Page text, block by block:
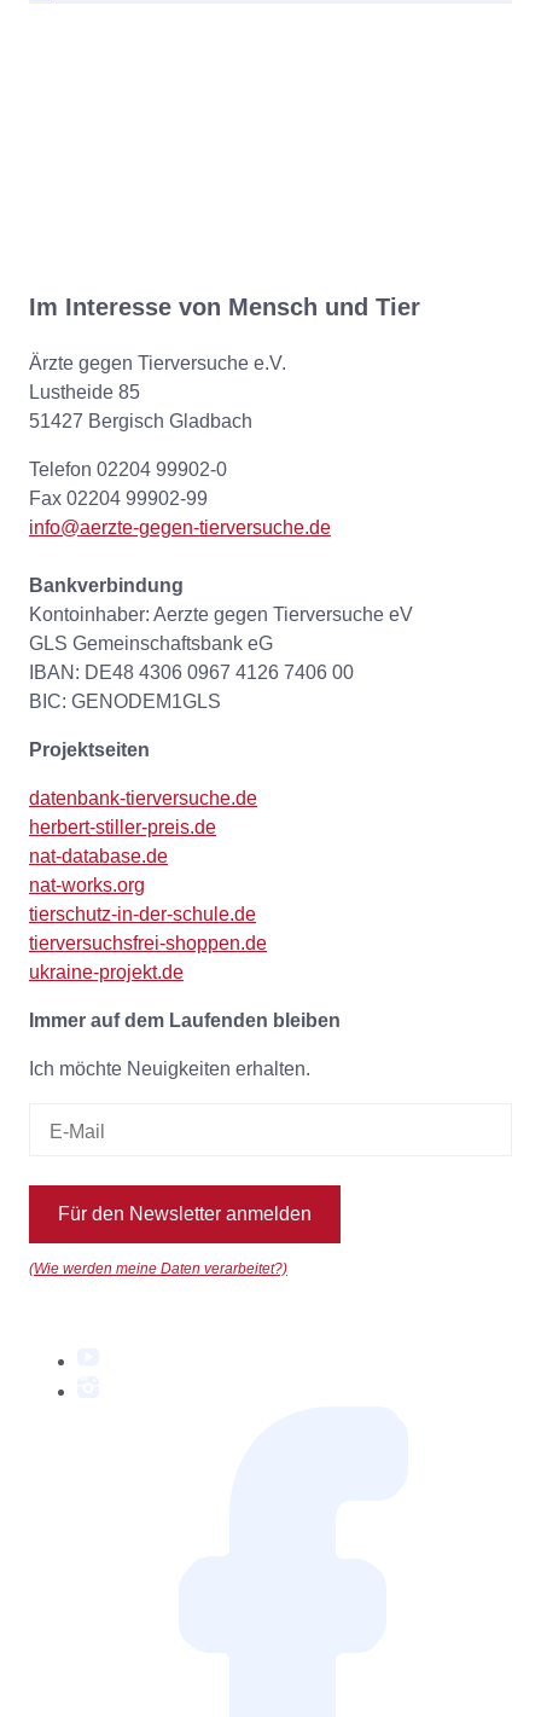
Im Interesse von Mensch und Tier
Ärzte gegen Tierversuche e.V.
Lustheide 85
51427 Bergisch Gladbach
Telefon 02204 99902-0
Fax 02204 99902-99
info@aerzte-gegen-tierversuche.de
Bankverbindung
Kontoinhaber: Aerzte gegen Tierversuche eV
GLS Gemeinschaftsbank eG
IBAN: DE48 4306 0967 4126 7406 00
BIC: GENODEM1GLS
Projektseiten
datenbank-tierversuche.de
herbert-stiller-preis.de
nat-database.de
nat-works.org
tierschutz-in-der-schule.de
tierversuchsfrei-shoppen.de
ukraine-projekt.de
Immer auf dem Laufenden bleiben
Ich möchte Neuigkeiten erhalten.
Für den Newsletter anmelden
(Wie werden meine Daten verarbeitet?)